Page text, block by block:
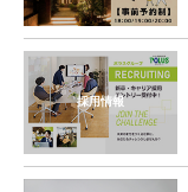
採用情報